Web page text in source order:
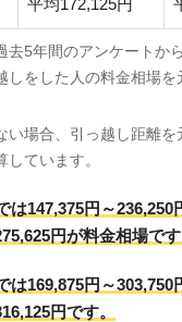
5年間のアンケートか
しをした人の料金相場を
場合、引っ越し距離を
ています。
は147,375円～236,250
円が料金相場です
は169,875円～303,750
円です。